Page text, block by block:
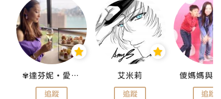
✾達芬妮•愛孩子•愛生活✾
追蹤
艾米莉
追蹤 追蹤